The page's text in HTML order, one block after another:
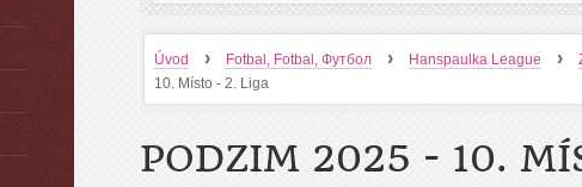
Úvod › Fotbal, Fotbal, Футбол › Hanspaulka League ›
10. Místo - 2. Liga
PODZIM 2025 - 10.